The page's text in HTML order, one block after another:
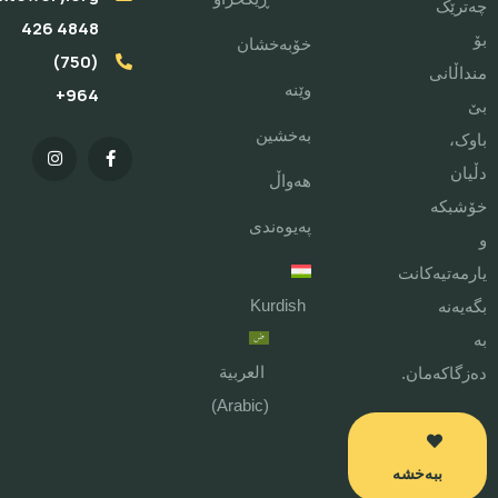
چەترێک
بۆ
منداڵانی
بێ
باوک،
دڵیان
خۆشبکە
و
یارمەتیەکانت
بگەیەنە
بە
دەزگاکەمان.
ببەخشە
خۆبەخشان
وێنە
بەخشین
هەواڵ
پەیوەندی
Kurdish
العربية
(
Arabic
)
4848 426
(750)
964+